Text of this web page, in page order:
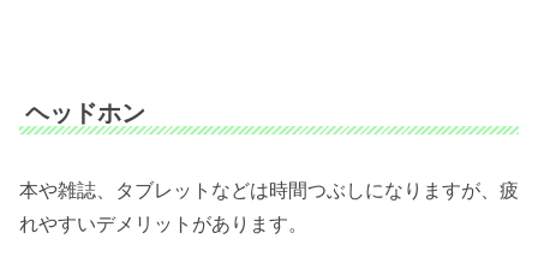
ヘッドホン
本や雑誌、タブレットなどは時間つぶしになりますが、疲
れやすいデメリットがあります。